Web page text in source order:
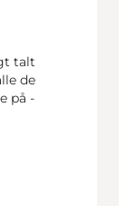
talt
de
på -